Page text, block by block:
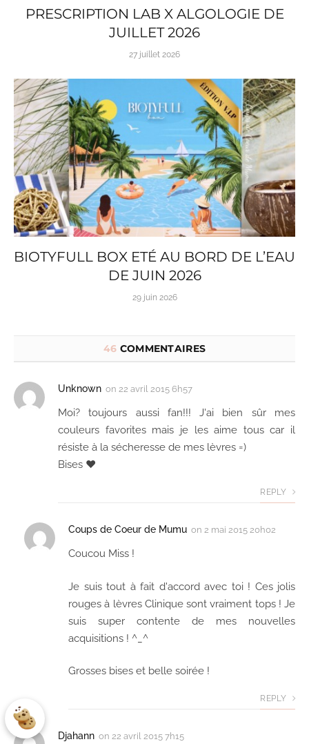
PRESCRIPTION LAB X ALGOLOGIE DE
JUILLET 2026
27 juillet 2026
BIOTYFULL BOX ETÉ AU BORD DE L’EAU
DE JUIN 2026
29 juin 2026
46 COMMENTAIRES
Unknown on 22 avril 2015 6h57
Moi? toujours aussi fan!!! J'ai bien sûr mes
couleurs favorites mais je les aime tous car il
résiste à la sécheresse de mes lèvres =)
Bises ♥
REPLY
Coups de Coeur de Mumu on 2 mai 2015 20h02
Coucou Miss !
Je suis tout à fait d'accord avec toi ! Ces jolis
rouges à lèvres Clinique sont vraiment tops ! Je
suis super contente de mes nouvelles
acquisitions ! ^_^
Grosses bises et belle soirée !
REPLY
Djahann on 22 avril 2015 7h15